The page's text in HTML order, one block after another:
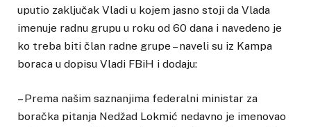
uputio zaključak Vladi u kojem jasno stoji da Vlada
imenuje radnu grupu u roku od 60 dana i navedeno je
ko treba biti član radne grupe – naveli su iz Kampa
boraca u dopisu Vladi FBiH i dodaju:
– Prema našim saznanjima federalni ministar za
boračka pitanja Nedžad Lokmić nedavno je imenovao